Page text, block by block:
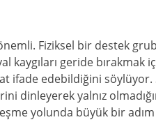
Fiziksel bir destek
kaygıları geride bırakmak
ifade edebildiğini
dinleyerek yalnız
yolunda büyük bir